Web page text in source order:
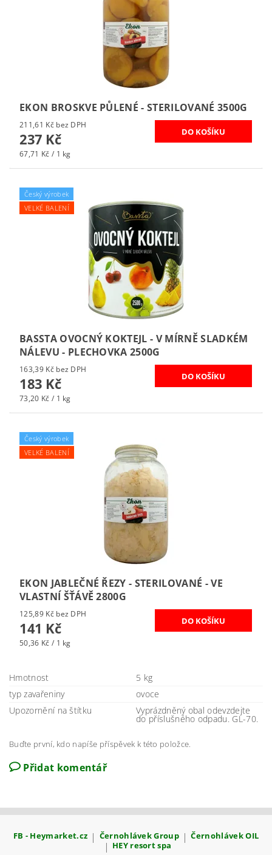
EKON BROSKVE PŮLENÉ - STERILOVANÉ 3500G
211,61 Kč bez DPH
237 Kč
67,71 Kč / 1 kg
Český výrobek
VELKÉ BALENÍ
BASSTA OVOCNÝ KOKTEJL - V MÍRNĚ SLADKÉM
NÁLEVU - PLECHOVKA 2500G
163,39 Kč bez DPH
183 Kč
73,20 Kč / 1 kg
Český výrobek
VELKÉ BALENÍ
EKON JABLEČNÉ ŘEZY - STERILOVANÉ - VE
VLASTNÍ ŠŤÁVĚ 2800G
125,89 Kč bez DPH
141 Kč
50,36 Kč / 1 kg
Hmotnost
5 kg
typ zavařeniny
ovoce
Upozornění na štítku
Vyprázdněný obal odevzdejte
do příslušného odpadu. GL-70.
Buďte první, kdo napíše příspěvek k této položce.
Přidat komentář
FB - Heymarket.cz | Černohlávek Group | Černohlávek OIL
| HEY resort spa